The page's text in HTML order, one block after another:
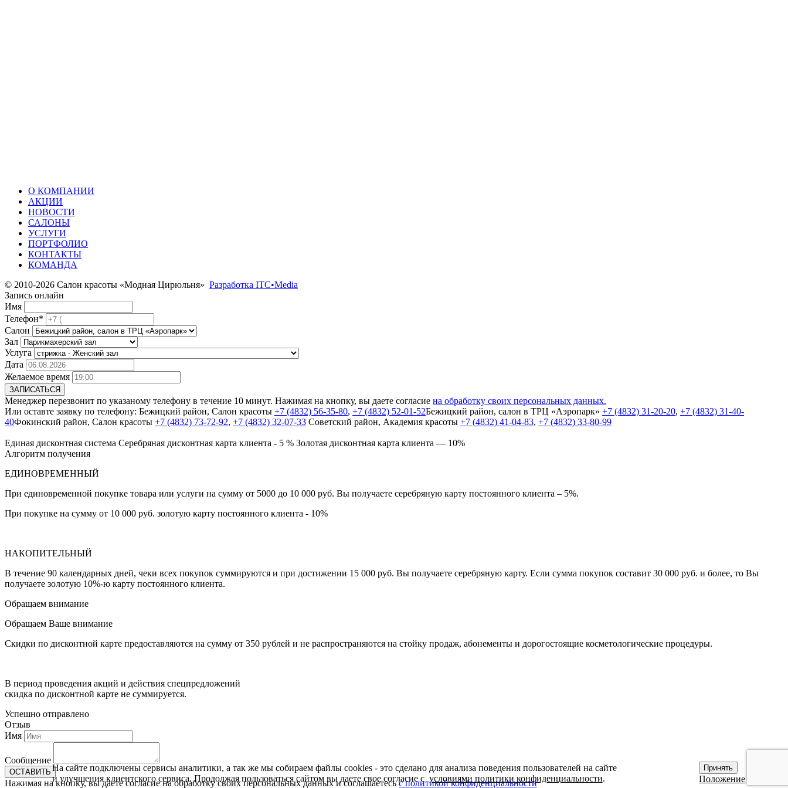
О КОМПАНИИ
АКЦИИ
НОВОСТИ
САЛОНЫ
УСЛУГИ
ПОРТФОЛИО
КОНТАКТЫ
КОМАНДА
© 2010-2026 Салон красоты «Модная Цирюльня» Разработка ITC•Media
Запись онлайн
Имя
Телефон*
Салон
Зал
Услуга
Дата
Желаемое время
ЗАПИСАТЬСЯ
Менеджер перезвонит по указаному телефону в течение 10 минут. Нажимая на кнопку, вы даете согласие на обработку своих персональных данных.
Или оставте заявку по телефону: Бежицкий район, Салон красоты +7 (4832) 56-35-80, +7 (4832) 52-01-52Бежицкий район, салон в ТРЦ «Аэропарк» +7 (4832) 31-20-20, +7 (4832) 31-40-
40Фокинский район, Салон красоты +7 (4832) 73-72-92, +7 (4832) 32-07-33 Cоветский район, Академия красоты +7 (4832) 41-04-83, +7 (4832) 33-80-99
Единая дисконтная система Серебряная дисконтная карта клиента - 5 % Золотая дисконтная карта клиента — 10%
Алгоритм получения
ЕДИНОВРЕМЕННЫЙ
При единовременной покупке товара или услуги на сумму от 5000 до 10 000 руб. Вы получаете серебряную карту постоянного клиента – 5%.
При покупке на сумму от 10 000 руб. золотую карту постоянного клиента - 10%
НАКОПИТЕЛЬНЫЙ
В течение 90 календарных дней, чеки всех покупок суммируются и при достижении 15 000 руб. Вы получаете серебряную карту. Если сумма покупок составит 30 000 руб. и более, то Вы
получаете золотую 10%-ю карту постоянного клиента.
Обращаем внимание
Обращаем Ваше внимание
Скидки по дисконтной карте предоставляются на сумму от 350 рублей и не распространяются на стойку продаж, абонементы и дорогостоящие косметологические процедуры.
В период проведения акций и действия спецпредложений
скидка по дисконтной карте не суммируется.
Успешно отправлено
Отзыв
Имя
Сообщение
ОСТАВИТЬ
Нажимая на кнопку, вы даете согласие на обработку своих персональных данных и соглашаетесьс политикой конфиденциальности
На сайте подключены сервисы аналитики, а так же мы собираем файлы cookies - это сделано для анализа поведения пользователей на сайте
и улучшения клиентского сервиса. Продолжая пользоваться сайтом вы даете свое согласие с условиями политики конфиденциальности.
Принять
Положение